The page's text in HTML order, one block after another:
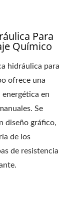
Para
Químico
hidráulica para
ofrece una
en
Se
diseño gráfico,
de los
de resistencia